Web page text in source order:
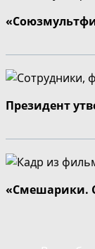
Президент
«Смешарики.